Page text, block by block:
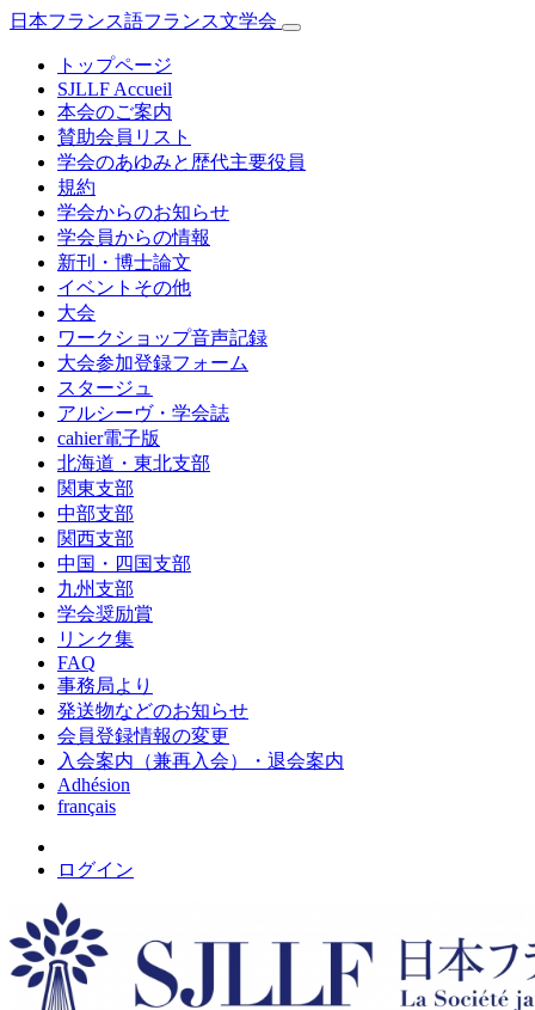
日本フランス語フランス文学会
トップページ
SJLLF Accueil
本会のご案内
賛助会員リスト
学会のあゆみと歴代主要役員
規約
学会からのお知らせ
学会員からの情報
新刊・博士論文
イベントその他
大会
ワークショップ音声記録
大会参加登録フォーム
スタージュ
アルシーヴ・学会誌
cahier電子版
北海道・東北支部
関東支部
中部支部
関西支部
中国・四国支部
九州支部
学会奨励賞
リンク集
FAQ
事務局より
発送物などのお知らせ
会員登録情報の変更
入会案内（兼再入会）・退会案内
Adhésion
français
ログイン